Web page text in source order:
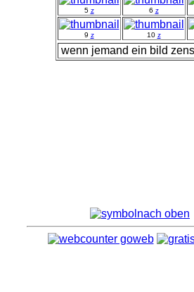
5 z 6 z
9 z 10 z
wenn jemand ein bild
nach oben